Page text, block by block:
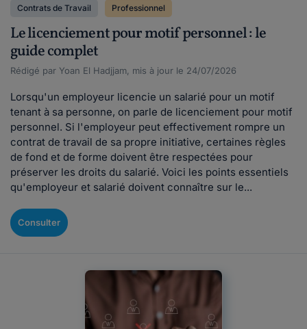
Contrats de Travail Professionnel
Le licenciement pour motif personnel : le
guide complet
Rédigé par Yoan El Hadjjam, mis à jour le 24/07/2026
Lorsqu'un employeur licencie un salarié pour un motif
tenant à sa personne, on parle de licenciement pour motif
personnel. Si l'employeur peut effectivement rompre un
contrat de travail de sa propre initiative, certaines règles
de fond et de forme doivent être respectées pour
préserver les droits du salarié. Voici les points essentiels
qu'employeur et salarié doivent connaître sur le...
Consulter